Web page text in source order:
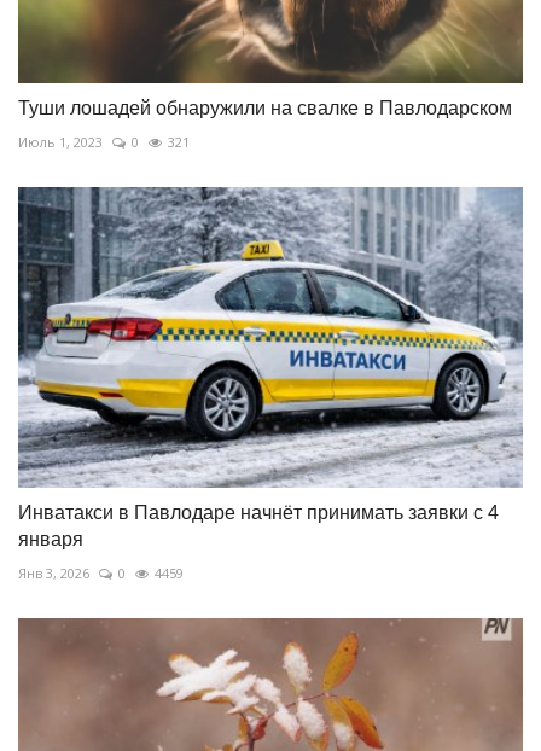
Туши лошадей обнаружили на свалке в Павлодарском
Июль 1, 2023 0 321
Инватакси в Павлодаре начнёт принимать заявки с 4
января
Янв 3, 2026 0 4459